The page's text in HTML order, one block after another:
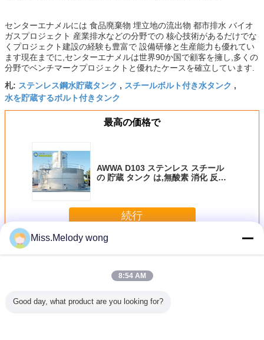
センターエナメルには 食品廃棄物 埋立地の流出物 都市排水 バイオ
ガスプロジェクト 産業排水などの分野での 核心技術があるだけでな
くプロジェクト建設の経験も豊富で 設備研修と生産能力も優れてい
ます現在までに,センターエナメルは世界90か国で顧客を擁し,多くの
分野でベンチマークプロジェクトと優れたケースを確立しています.
札: ステンレス鋼水貯蔵タンク , スチールボルト付き水タンク ,
水を貯蔵するボルト付きタンク
最高の価格で
AWWA D103 ステンレス スチール
の 貯蔵 タンク は,無酸素 消化 反応
続行
多くステンレス鋼 タンク
Miss.Melody wong
8:54 AM
Good day, what product are you looking for?